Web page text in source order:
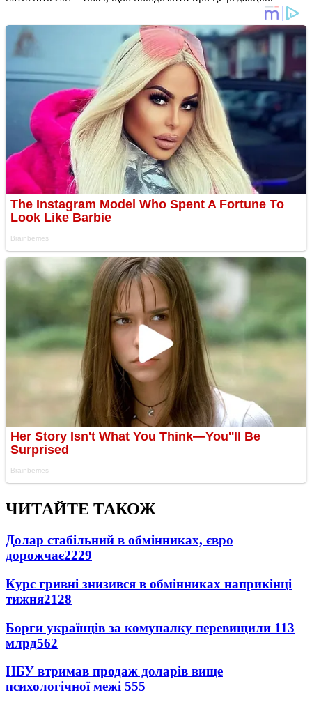
ЧИТАЙТЕ ТАКОЖ
Долар стабільний в обмінниках, євро
дорожчає2229
Курс гривні знизився в обмінниках наприкінці
тижня2128
Борги українців за комуналку перевищили 113
млрд562
НБУ втримав продаж доларів вище
психологічної межі 555